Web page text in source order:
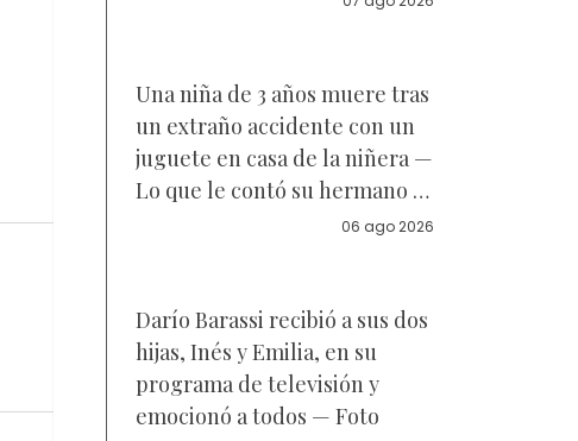
Una niña de 3 años muere tras
un extraño accidente con un
juguete en casa de la niñera —
Lo que le contó su hermano a
06 ago 2026
Darío Barassi recibió a sus dos
hijas, Inés y Emilia, en su
programa de televisión y
emocionó a todos — Foto